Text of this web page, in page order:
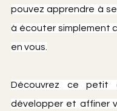
pouvez apprendre à
à écouter simplement
en vous.
Découvrez ce petit
développer et affiner